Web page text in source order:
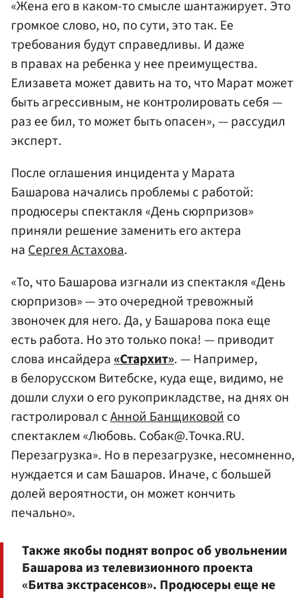
«Жена его в каком-то смысле шантажирует. Это
громкое слово, но, по сути, это так. Ее
требования будут справедливы. И даже
в правах на ребенка у нее преимущества.
Елизавета может давить на то, что Марат может
быть агрессивным, не контролировать себя —
раз ее бил, то может быть опасен», — рассудил
эксперт.
После оглашения инцидента у Марата
Башарова начались проблемы с работой:
продюсеры спектакля «День сюрпризов»
приняли решение заменить его актера
наСергея Астахова.
«То, что Башарова изгнали из спектакля «День
сюрпризов» — это очередной тревожный
звоночек для него. Да, у Башарова пока еще
есть работа. Но это только пока! — приводит
слова инсайдера«Стархит». — Например,
в белорусском Витебске, куда еще, видимо, не
дошли слухи о его рукоприкладстве, на днях он
гастролировал сАнной Банщиковойсо
спектаклем «Любовь. Собак@.Точка.RU.
Перезагрузка». Но в перезагрузке, несомненно,
нуждается и сам Башаров. Иначе, с большей
долей вероятности, он может кончить
печально».
Также якобы поднят вопрос об увольнении
Башарова из телевизионного проекта
«Битва экстрасенсов». Продюсеры еще не